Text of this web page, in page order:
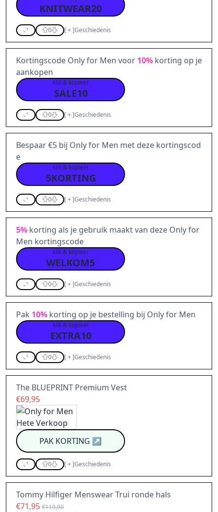
KNITWEAR20
0 [+]Geschiedenis
Kortingscode Only for Men voor 10% korting op je
aankopen
klik & kopieer
SALE10
0 [+]Geschiedenis
Bespaar €5 bij Only for Men met deze kortingscod
e
klik & kopieer
5KORTING
0 [+]Geschiedenis
5% korting als je gebruik maakt van deze Only for
Men kortingscode
klik & kopieer
WELKOM5
0 [+]Geschiedenis
Pak 10% korting op je bestelling bij Only for Men
klik & kopieer
EXTRA10
0 [+]Geschiedenis
The BLUEPRINT Premium Vest
€69,95
PAK KORTING ↗
0 [+]Geschiedenis
Tommy Hilfiger Menswear Trui ronde hals
€71,95 €119,90